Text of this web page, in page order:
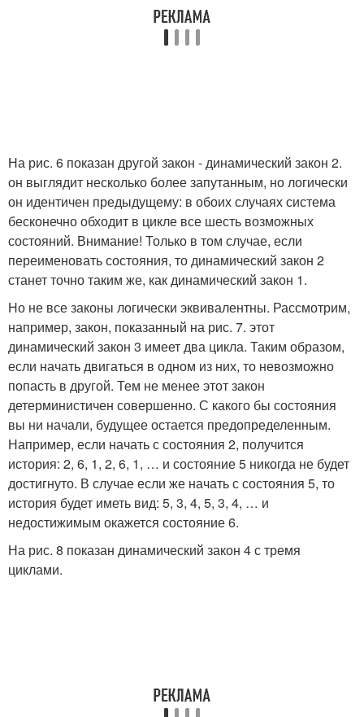
На рис. 6 показан другой закон - динамический закон 2.
он выглядит несколько более запутанным, но логически
он идентичен предыдущему: в обоих случаях система
бесконечно обходит в цикле все шесть возможных
состояний. Внимание! Только в том случае, если
переименовать состояния, то динамический закон 2
станет точно таким же, как динамический закон 1.
Но не все законы логически эквивалентны. Рассмотрим,
например, закон, показанный на рис. 7. этот
динамический закон 3 имеет два цикла. Таким образом,
если начать двигаться в одном из них, то невозможно
попасть в другой. Тем не менее этот закон
детерминистичен совершенно. С какого бы состояния
вы ни начали, будущее остается предопределенным.
Например, если начать с состояния 2, получится
история: 2, 6, 1, 2, 6, 1, … и состояние 5 никогда не будет
достигнуто. В случае если же начать с состояния 5, то
история будет иметь вид: 5, 3, 4, 5, 3, 4, … и
недостижимым окажется состояние 6.
На рис. 8 показан динамический закон 4 с тремя
циклами.